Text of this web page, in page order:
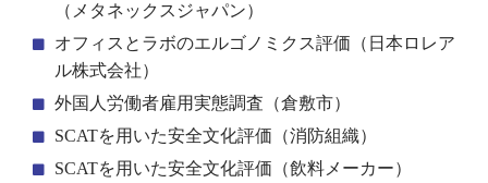
（メタネックスジャパン）
オフィスとラボのエルゴノミクス評価（日本ロレア
ル株式会社）
外国人労働者雇用実態調査（倉敷市）
SCATを用いた安全文化評価（消防組織）
SCATを用いた安全文化評価（飲料メーカー）